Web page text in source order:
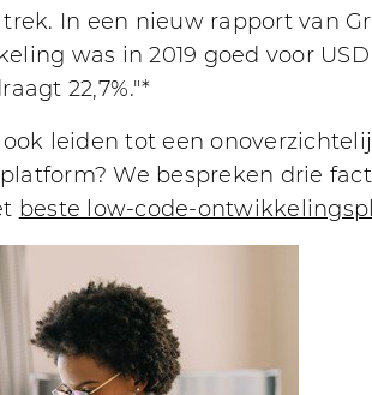
In een nieuw rapport van
was in 2019 goed voor
22,7%."*
leiden tot een
We bespreken drie
beste low-code-